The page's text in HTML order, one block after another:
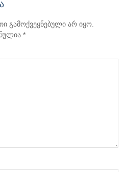
გამოქვეყნებული არ იყო.
*